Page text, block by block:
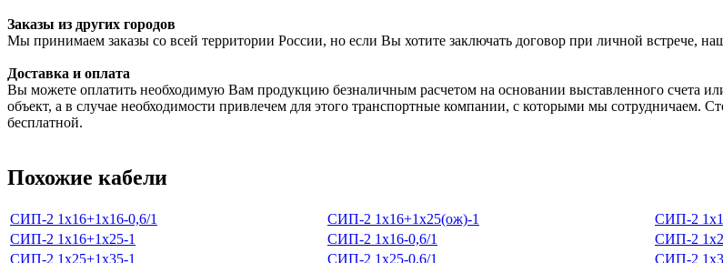
Заказы из других городов
Мы принимаем заказы со всей территории России, но если Вы хотите заключать договор при личной встрече,
Доставка и оплата
Вы можете оплатить необходимую Вам продукцию безналичным расчетом на основании выставленного счета
объект, а в случае необходимости привлечем для этого транспортные компании, с которыми мы сотрудничаем.
бесплатной.
Похожие кабели
СИП-2 1х16+1х16-0,6/1 СИП-2 1х16+1х25(ож)-1
СИП-2
СИП-2 1х16+1х25-1
СИП-2 1х16-0,6/1
СИП-2
СИП-2 1х25+1х35-1
СИП-2 1х25-0,6/1 СИП-2